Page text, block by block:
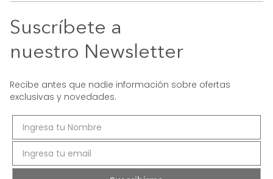
Suscríbete a
nuestro Newsletter
Recibe antes que nadie información sobre ofertas
exclusivas y novedades.